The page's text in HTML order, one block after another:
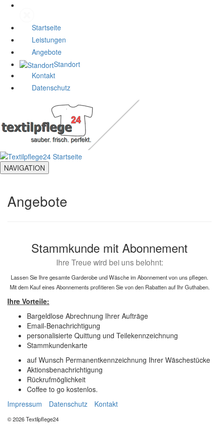
Startseite
Leistungen
Angebote
Standort
Kontakt
Datenschutz
NAVIGATION
Angebote
Stammkunde mit Abonnement
Ihre Treue wird bei uns belohnt:
Lassen Sie Ihre gesamte Garderobe und Wäsche im Abonnement von uns pflegen.
Mit dem Kauf eines Abonnements profitieren Sie von den Rabatten auf Ihr Guthaben.
Ihre Vorteile:
Bargeldlose Abrechnung Ihrer Aufträge
Email-Benachrichtigung
personalisierte Quittung und Teilekennzeichnung
Stammkundenkarte
auf Wunsch Permanentkennzeichnung Ihrer Wäschestücke
Aktionsbenachrichtigung
Rückrufmöglichkeit
Coffee to go kostenlos.
Impressum
Datenschutz Kontakt
© 2026 Textilpflege24